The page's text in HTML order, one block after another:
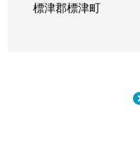
標津郡標津町